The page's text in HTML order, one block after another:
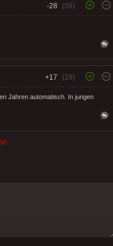
-28 (56)
+17 (29)
Jahren automatisch. In jungen